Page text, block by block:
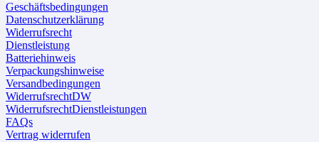
Geschäftsbedingungen
Datenschutzerklärung
Widerrufsrecht
Dienstleistung
Batteriehinweis
Verpackungshinweise
Versandbedingungen
WiderrufsrechtDW
WiderrufsrechtDienstleistungen
FAQs
Vertrag widerrufen